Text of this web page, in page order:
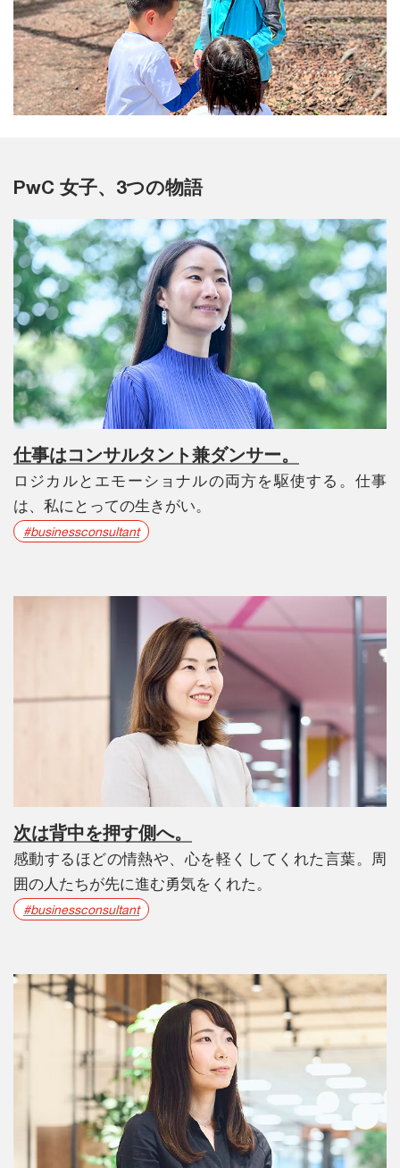
PwC 女子、3つの物語
仕事はコンサルタント兼ダンサー。
ロジカルとエモーショナルの両方を駆使する。仕事
は、私にとっての生きがい。
#businessconsultant
次は背中を押す側へ。
感動するほどの情熱や、心を軽くしてくれた言葉。周
囲の人たちが先に進む勇気をくれた。
#businessconsultant